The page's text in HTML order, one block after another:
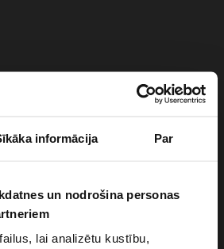
informācija Par
un nodrošina personas
lai analizētu kustību,